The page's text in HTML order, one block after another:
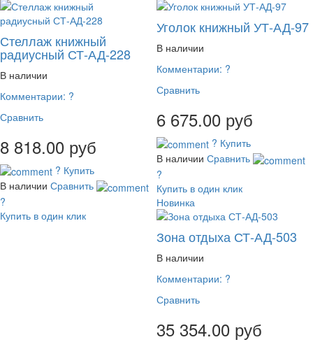
Стеллаж книжный
радиусный СТ-АД-228
В наличии
Комментарии: ?
Сравнить
8 818.00 руб
? Купить
В наличии Сравнить
?
Купить в один клик
Уголок книжный УТ-АД-97
В наличии
Комментарии: ?
Сравнить
6 675.00 руб
? Купить
В наличии Сравнить
?
Купить в один клик
Новинка
Зона отдыха СТ-АД-503
В наличии
Комментарии: ?
Сравнить
35 354.00 руб